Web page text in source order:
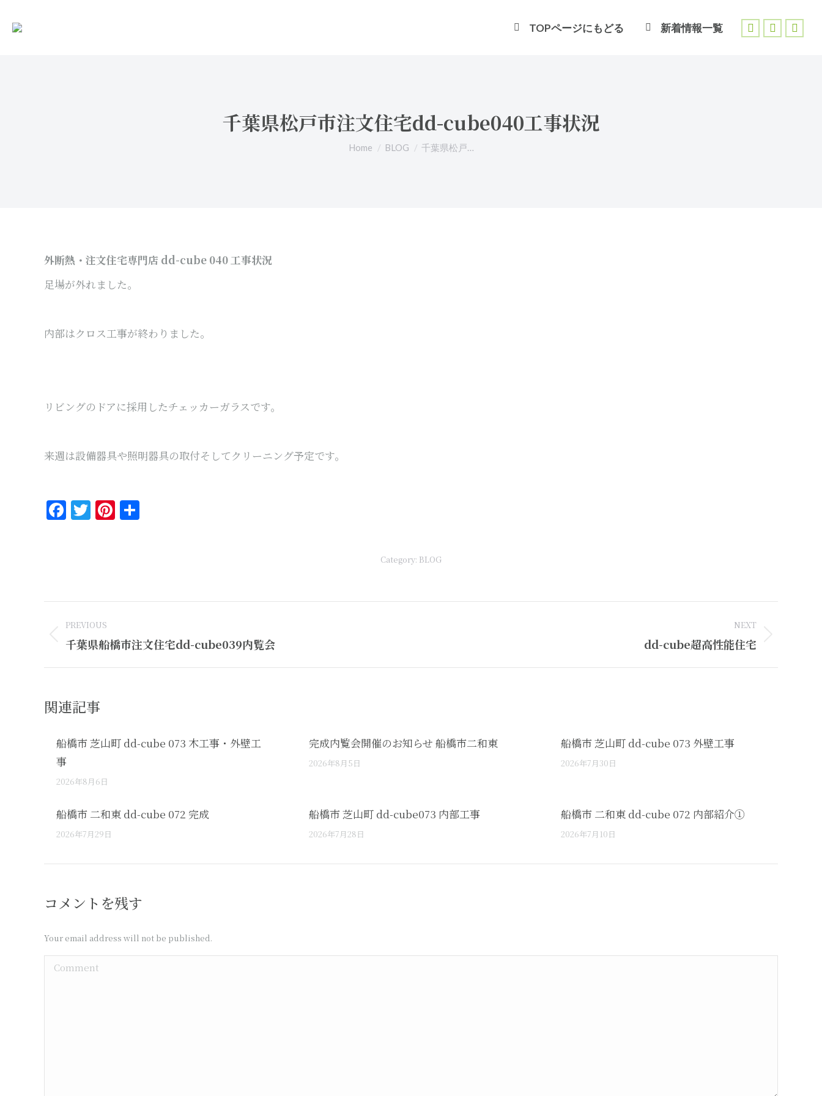
TOPページにもどる 新着情報一覧
Facebook
X
千葉県松戸市注文住宅dd-cube040工事状況
You are here:
Home BLOG 千葉県松戸…
外断熱・注文住宅専門店 dd-cube 040工事状況
足場が外れました。
内部はクロス工事が終わりました。
リビングのドアに採用したチェッカーガラスです。
来週は設備器具や照明器具の取付そしてクリーニング予定です。
Facebook
Twitter
Pinterest
Category: BLOG
navigation
PREVIOUS
Previous
千葉県船橋市注文住宅dd-cube039内覧会
NEXT
dd-cube超高性能住宅
関連記事
船橋市 芝山町 dd-cube 073 木工事・外壁工
事
2026年8月6日
完成内覧会開催のお知らせ 船橋市二和東
2026年8月5日
船橋市 芝山町 dd-cube 073 外壁工事
2026年7月30日
船橋市 二和東 dd-cube 072 完成
2026年7月29日
船橋市 芝山町 dd-cube073 内部工事
2026年7月28日
船橋市 二和東 dd-cube 072 内部紹介①
2026年7月10日
コメントを残す
Your email address will not be published.
Comment